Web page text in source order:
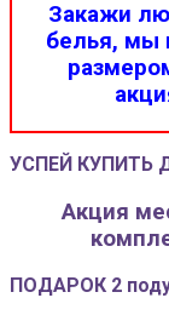
Закажи
белья, мы
УСПЕЙ КУПИТЬ
Акция
ПОДАРОК 2